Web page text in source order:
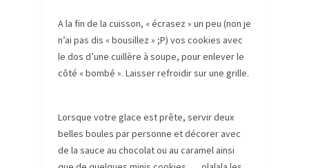
A la fin de la cuisson, « écrasez » un peu (non je
n’ai pas dis « bousillez » ;P) vos cookies avec
le dos d’une cuillère à soupe, pour enlever le
côté « bombé ». Laisser refroidir sur une grille.
Lorsque votre glace est prête, servir deux
belles boules par personne et décorer avec
de la sauce au chocolat ou au caramel ainsi